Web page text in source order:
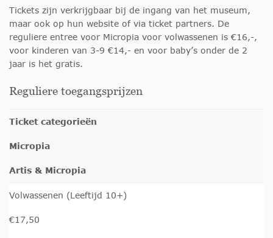
Tickets zijn verkrijgbaar bij de ingang van het museum,
maar ook op hun website of via ticket partners. De
reguliere entree voor Micropia voor volwassenen is €16,-,
voor kinderen van 3-9 €14,- en voor baby’s onder de 2
jaar is het gratis.
Reguliere toegangsprijzen
Ticket categorieën
Micropia
Artis & Micropia
Volwassenen (Leeftijd 10+)
€17,50